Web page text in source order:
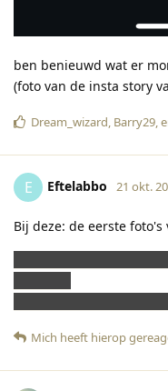
ben benieuwd wat er
(foto van de insta story
Dream_wizard, Barry29,
E Eftelabbo 21 okt.
Bij deze: de eerste
Mich heeft hierop